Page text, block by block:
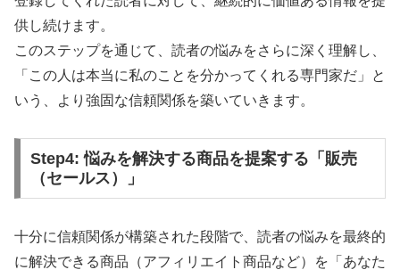
供し続けます。
このステップを通じて、読者の悩みをさらに深く理解し、
「この人は本当に私のことを分かってくれる専門家だ」と
いう、より強固な信頼関係を築いていきます。
Step4: 悩みを解決する商品を提案する「販売
（セールス）」
十分に信頼関係が構築された段階で、読者の悩みを最終的
に解決できる商品（アフィリエイト商品など）を「あなた